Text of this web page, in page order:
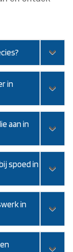
in
aan in
spoed in
in